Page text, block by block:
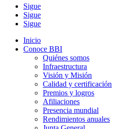
Sigue
Sigue
Sigue
Inicio
Conoce BBI
Quiénes somos
Infraestructura
Visión y Misión
Calidad y certificación
Premios y logros
Afiliaciones
Presencia mundial
Rendimientos anuales